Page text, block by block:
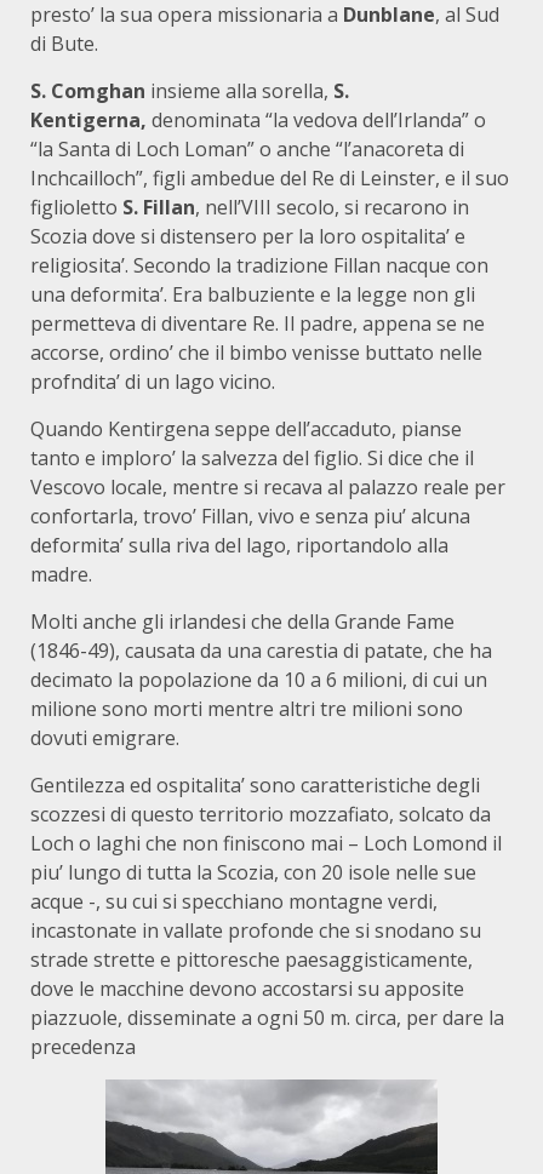
presto’ la sua opera missionaria a Dunblane, al Sud
di Bute.
S. Comghan insieme alla sorella, S.
Kentigerna, denominata “la vedova dell’Irlanda” o
“la Santa di Loch Loman” o anche “l’anacoreta di
Inchcailloch”, figli ambedue del Re di Leinster, e il suo
figlioletto S. Fillan, nell’VIII secolo, si recarono in
Scozia dove si distensero per la loro ospitalita’ e
religiosita’. Secondo la tradizione Fillan nacque con
una deformita’. Era balbuziente e la legge non gli
permetteva di diventare Re. Il padre, appena se ne
accorse, ordino’ che il bimbo venisse buttato nelle
profndita’ di un lago vicino.
Quando Kentirgena seppe dell’accaduto, pianse
tanto e imploro’ la salvezza del figlio. Si dice che il
Vescovo locale, mentre si recava al palazzo reale per
confortarla, trovo’ Fillan, vivo e senza piu’ alcuna
deformita’ sulla riva del lago, riportandolo alla
madre.
Molti anche gli irlandesi che della Grande Fame
(1846-49), causata da una carestia di patate, che ha
decimato la popolazione da 10 a 6 milioni, di cui un
milione sono morti mentre altri tre milioni sono
dovuti emigrare.
Gentilezza ed ospitalita’ sono caratteristiche degli
scozzesi di questo territorio mozzafiato, solcato da
Loch o laghi che non finiscono mai – Loch Lomond il
piu’ lungo di tutta la Scozia, con 20 isole nelle sue
acque -, su cui si specchiano montagne verdi,
incastonate in vallate profonde che si snodano su
strade strette e pittoresche paesaggisticamente,
dove le macchine devono accostarsi su apposite
piazzuole, disseminate a ogni 50 m. circa, per dare la
precedenza